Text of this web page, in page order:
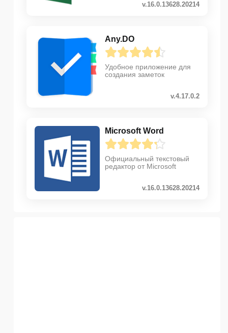
v.16.0.13628.20214
Any.DO
Удобное приложение для
создания заметок
v.4.17.0.2
Microsoft Word
Официальный текстовый
редактор от Microsoft
v.16.0.13628.20214